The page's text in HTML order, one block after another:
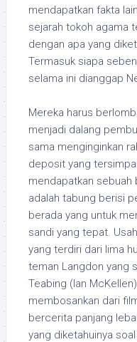
mendapatkan fakta
sejarah tokoh agama
dengan apa yang
Termasuk siapa
selama ini dianggap
Mereka harus
menjadi dalang
sama menginginkan
deposit yang
mendapatkan sebuah
adalah tabung berisi
berada yang untuk
sandi yang tepat.
yang terdiri dari lima
teman Langdon yang
Teabing (Ian
membosankan dari
bercerita panjang
yang diketahuinya